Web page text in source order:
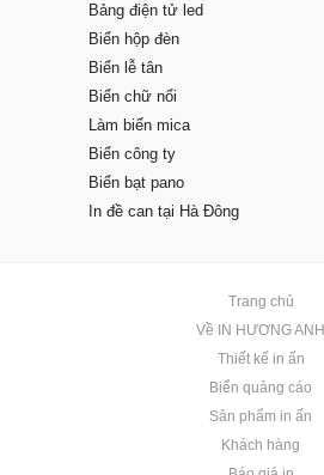
Bảng điện tử led
Biển hộp đèn
Biển lễ tân
Biển chữ nổi
Làm biển mica
Biển công ty
Biển bạt pano
In đề can tại Hà Đông
Trang chủ
Về IN HƯƠNG ANH
Thiết kế in ấn
Biển quảng cáo
Sản phẩm in ấn
Khách hàng